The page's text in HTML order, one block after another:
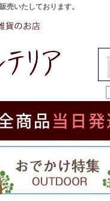
売いたしております。